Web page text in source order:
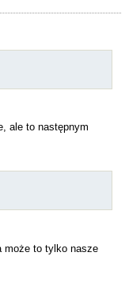
ale to następnym
może to tylko nasze